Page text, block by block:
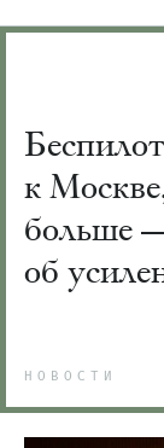
к
больше
об
НОВОСТИ